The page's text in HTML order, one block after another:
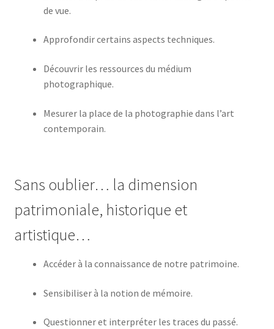
de vue.
Approfondir certains aspects techniques.
Découvrir les ressources du médium
photographique.
Mesurer la place de la photographie dans l’art
contemporain.
Sans oublier… la dimension
patrimoniale, historique et
artistique…
Accéder à la connaissance de notre patrimoine.
Sensibiliser à la notion de mémoire.
Questionner et interpréter les traces du passé.